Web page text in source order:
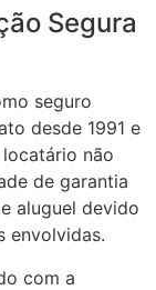
Segura
seguro
desde 1991 e
não
de garantia
aluguel devido
envolvidas.
com a